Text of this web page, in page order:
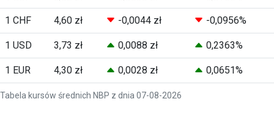
Tabela kursów średnich NBP z dnia 07-08-2026
1 CHF 4,60 zł -0,0044 zł -0,0956%
1 USD 3,73 zł 0,0088 zł 0,2363%
1 EUR 4,30 zł 0,0028 zł 0,0651%